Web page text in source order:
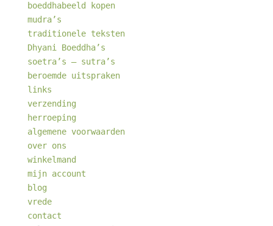
boeddhabeeld kopen
mudra’s
traditionele teksten
Dhyani Boeddha’s
soetra’s – sutra’s
beroemde uitspraken
links
verzending
herroeping
algemene voorwaarden
over ons
winkelmand
mijn account
blog
vrede
contact